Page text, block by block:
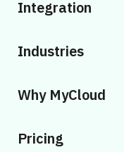
Integration
Industries
Why MyCloud
Pricing